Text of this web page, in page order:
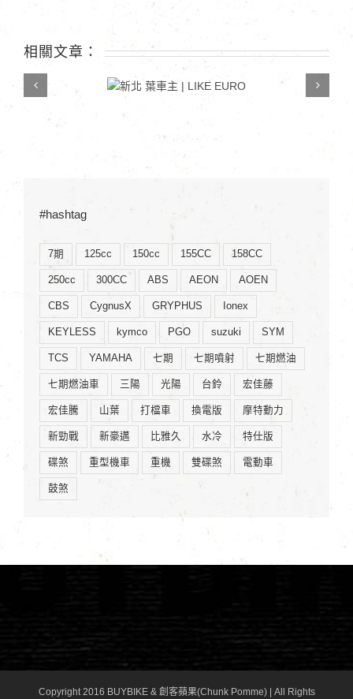
相關文章：
新北 葉車主 | LIKE
#hashtag
7期 125cc 150cc 155CC 158CC
250cc 300CC ABS AEON AOEN
CBS CygnusX GRYPHUS Ionex
KEYLESS kymco PGO suzuki SYM
TCS YAMAHA 七期 七期噴射 七期燃油
七期燃油車 三陽 光陽 台鈴 宏佳藤
宏佳騰 山葉 打檔車 換電版 摩特動力
新勁戰 新豪邁 比雅久 水冷 特仕版
碟煞 重型機車 重機 雙碟煞 電動車
鼓煞
Copyright 2016 BUYBIKE & 創客蘋果(Chunk Pomme) | All Rights